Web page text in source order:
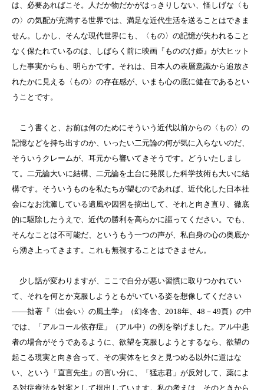
は、必要あればこそ。人だか物だかがはっきりしない、怪しげな〈も
の〉の気配が充満する世界では、満足な近代生活を送ることはできま
せん。しかし、そんな現代世界にも、〈もの〉の記憶が失われること
なく保たれているのは、しばらく前に映画『もののけ姫』が大ヒット
した事実からも、明らかです。それは、日本人の表層意識から追放さ
れたかに見える〈もの〉の存在感が、いまも心の底に健在であるとい
うことです。
こう書くと、お前は何のためにそういう近代以前からの〈もの〉の
記憶などを持ち出すのか、いったい二元論の何が気に入らないのだ、
そういうクレームが、耳元から響いてきそうです。どういたしまし
て。二元論大いに結構、二元論を土台に発展した科学技術も大いに結
構です。そういうものを私たちが望むのであれば、近代化した日本社
会になお沈澱している遺風や因習を摘出して、それと向き直り、徹底
的に駆除したうえで、近代の勝利を高らかに謳ってください。でも、
そんなことは不可能だ、というもう一つの声が、私自身の心の奥底か
ら湧き上ってきます。これも無視することはできません。
少し話が変わりますが、ここで自分が悪い習慣に取りつかれてい
て、それを何とか克服しようともがいている姿を想像してください
――拙著『〈出会い〉の風土学』（幻冬舎、2018年、48－49頁）の中
では、「アルコール依存症」（アル中）の例を挙げました。アル中患
者の場合がそうであるように、欲望を克服しようとするなら、欲望の
起こる現実と向き合って、その実体をヒタと見つめる以外に道はな
い、という「直言先生」の言い分に、「猛志君」が反対して、薬によ
る対症療法を対案として提出しています。私の考えは、そのときから